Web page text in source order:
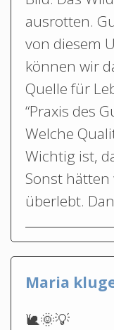
ausrotten.
von diesem
können wir
Quelle für
“Praxis des
Welche
Wichtig ist,
Sonst
überlebt.
Maria
🐌🌞💡